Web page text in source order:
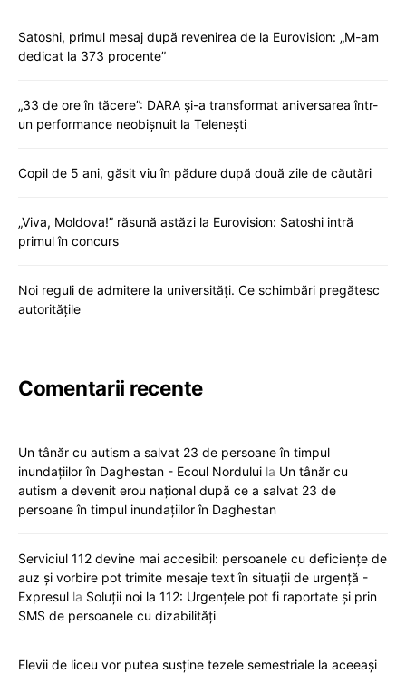
Satoshi, primul mesaj după revenirea de la Eurovision: „M-am
dedicat la 373 procente”
„33 de ore în tăcere”: DARA și-a transformat aniversarea într-
un performance neobișnuit la Telenești
Copil de 5 ani, găsit viu în pădure după două zile de căutări
„Viva, Moldova!” răsună astăzi la Eurovision: Satoshi intră
primul în concurs
Noi reguli de admitere la universități. Ce schimbări pregătesc
autoritățile
Comentarii recente
Un tânăr cu autism a salvat 23 de persoane în timpul
inundațiilor în Daghestan - Ecoul Nordului la Un tânăr cu
autism a devenit erou național după ce a salvat 23 de
persoane în timpul inundațiilor în Daghestan
Serviciul 112 devine mai accesibil: persoanele cu deficiențe de
auz și vorbire pot trimite mesaje text în situații de urgență -
Expresul la Soluții noi la 112: Urgențele pot fi raportate și prin
SMS de persoanele cu dizabilități
Elevii de liceu vor putea susține tezele semestriale la aceeași